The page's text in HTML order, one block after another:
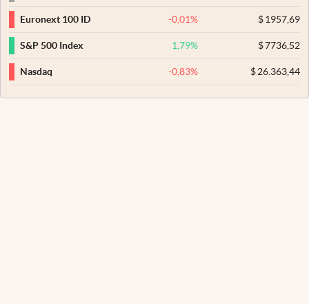
Euronext 100 ID -0,01% $1957,69
S&P 500 Index 1,79% $7736,52
Nasdaq -0,83% $26.363,44